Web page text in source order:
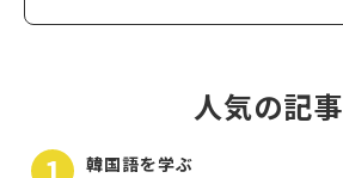
人気の記事
韓国語を学ぶ